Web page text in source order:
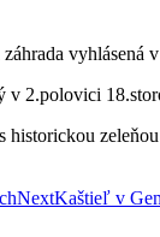
vyhlásená
2.polovici
historickou
NextKaštieľ v